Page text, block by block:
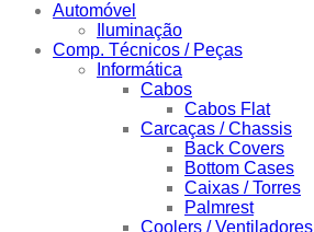
Automóvel
Iluminação
Comp. Técnicos / Peças
Informática
Cabos
Cabos Flat
Carcaças / Chassis
Back Covers
Bottom Cases
Caixas / Torres
Palmrest
Coolers / Ventiladores